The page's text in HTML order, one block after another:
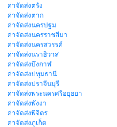
ค่าจัดส่งตรัง
ค่าจัดส่งตาก
ค่าจัดส่งนครปฐม
ค่าจัดส่งนครราชสีมา
ค่าจัดส่งนครสวรรค์
ค่าจัดส่งนราธิวาส
ค่าจัดส่งบึงกาฬ
ค่าจัดส่งปทุมธานี
ค่าจัดส่งปราจีนบุรี
ค่าจัดส่งพระนครศรีอยุธยา
ค่าจัดส่งพังงา
ค่าจัดส่งพิจิตร
ค่าจัดส่งภูเก็ต